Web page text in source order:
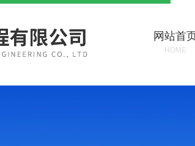
网站首
HOME